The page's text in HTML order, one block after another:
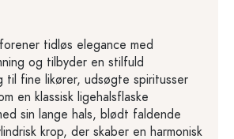
tidløs elegance med
og tilbyder en stilfuld
til fine likører, udsøgte spiritusser
en klassisk ligehalsflaske
sin lange hals, blødt faldende
krop, der skaber en harmonisk